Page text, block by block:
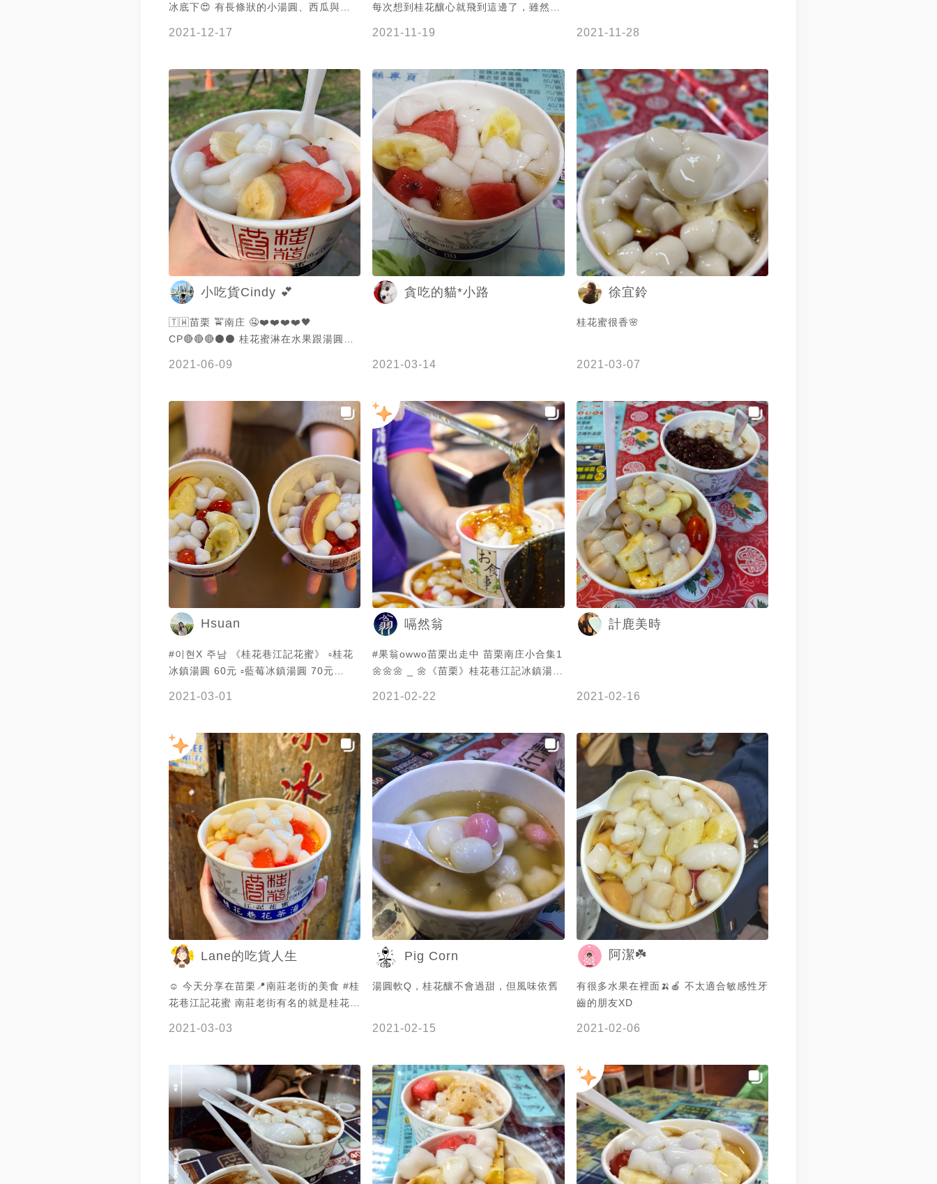
冰底下😍 有長條狀的小湯圓、西瓜與香
度剛好且湯圓口感很Q、有嚼勁🥰 西瓜跟
@阿胖胖 吃貨人生 提供美照🧡
2021-12-17
每次想到桂花釀心就飛到這邊了，雖然老
釀依然一如既往，並沒有走味，但冰鎮湯
好吃~~雖然還另外試吃了玫瑰釀、薰衣草
釀（覺得很像是精油，哈哈），但還是桂
花釀的味道適中、迷人~~
2021-11-19 2021-11-28
小吃貨Cindy 💕
🇹🇼苗栗 🚖南庄 🤤❤️❤️❤️❤️🖤
CP🔴🔴🔴⚫️⚫️ 桂花蜜淋在水果跟湯圓上
2021-06-09
貪吃的貓*小路
2021-03-14
徐宜鈴
桂花蜜很香🌸
2021-03-07
Hsuan
#이현X 주남 《桂花巷江記花蜜》 ▫️桂花
冰鎮湯圓 60元 ▫️藍莓冰鎮湯圓 70元
———————————————— 這次
來南庄主要就是要來回味桂花湯圓，距離
上次吃應該是高中的時候吧🤣人潮依舊很
多，假日排隊差不多要5-10分鐘👀 內有
三種水果，這次是番茄、香蕉已經蘋果，
台灣水果真的最棒都很甜，湯圓依舊很Q
彈有嚼勁，但最主要的桂花蜜味道淡也沒
什麼香味，份量也比以前少很多，同行友
人說有假假的味道？！個人覺得品質不如
以前了😭 藍莓口味也是普通到不行的藍
莓醬，味道也很淡，其他和桂花蜜是一樣
的，就口味上的不同。 因為人潮較多，吃
完要自己回收碗和湯匙，所以桌子會有上
一個人吃完的渣渣和滴汁😂吃之前建議大
南##Miaoli주남#苗栗美食#桂花巷#湯圓
#桂花蜜#南庄#南莊老街#맛있는#음식#
台灣#대만
2021-03-01
嗝然翁
#果翁owwo苗栗出走中 苗栗南庄小合集1
🌼🌼🌼 _ 🌼《苗栗》桂花巷江記冰鎮湯圓
日：無 👏推薦指數：🌟🌟🌟🌟 _ 🔺#桂花
冰鎮湯圓 💲60，似乎是必點的招牌，除
了湯圓以外還有西瓜、蘋果和香蕉，再淋
上桂花蜜，吃起來比想像中清爽很多，湯
圓碰到冰雖然會稍微變硬不過依然蠻好咬
的，是難得長輩們也可以接受的口味
2021-02-22
計鹿美時
2021-02-16
Lane的吃貨人生
☺️ 今天分享在苗栗📍南莊老街的美食 #桂
花巷江記花蜜 南莊老街有名的就是桂花
和挫冰🧊 最重要的就是桂花釀了❗️聞起來
🈶️淡淡的花香，吃起來則像是蜂蜜一樣的
香甜，夏天吃超級消暑❗️ 🗣自己也可以買
一瓶桂花釀回家泡茶、泡醋或是和水果搭
配都好吃喔😋 . 踩點日期🗓20200901 .
營業地點📍：苗栗縣南庄鄉文化路15號
營業電話📞：037823386 營業時間⏰：
2021-03-03
Pig Corn
湯圓軟Q，桂花釀不會過甜，但風味依舊
2021-02-15
阿潔☘️
有很多水果在裡面🍌🍎 不太適合敏感性牙
齒的朋友XD
2021-02-06